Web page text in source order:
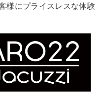
様にプライスレスな体験